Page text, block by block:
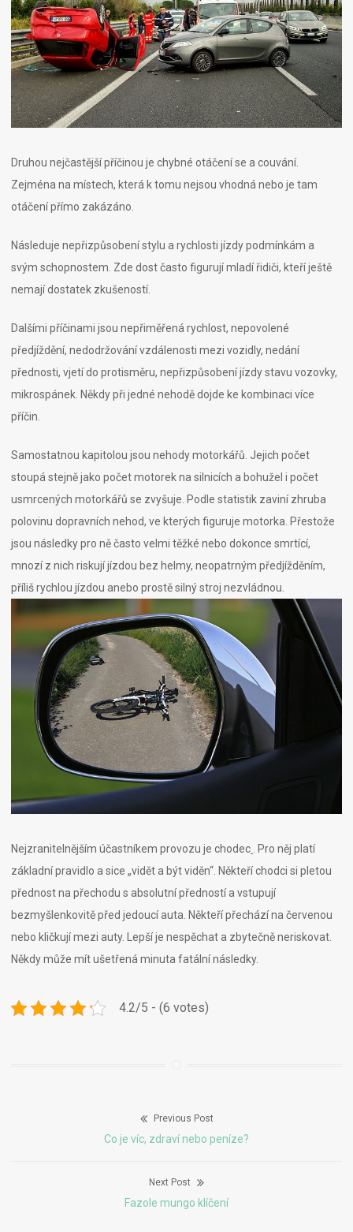
Druhou nejčastější příčinou je chybné otáčení se a couvání.
Zejména na místech, která k tomu nejsou vhodná nebo je tam
otáčení přímo zakázáno.
Následuje nepřizpůsobení stylu a rychlosti jízdy podmínkám a
svým schopnostem. Zde dost často figurují mladí řidiči, kteří ještě
nemají dostatek zkušeností.
Dalšími příčinami jsou nepřiměřená rychlost, nepovolené
předjíždění, nedodržování vzdálenosti mezi vozidly, nedání
přednosti, vjetí do protisměru, nepřizpůsobení jízdy stavu vozovky,
mikrospánek. Někdy při jedné nehodě dojde ke kombinaci více
příčin.
Samostatnou kapitolou jsou nehody motorkářů. Jejich počet
stoupá stejně jako počet motorek na silnicích a bohužel i počet
usmrcených motorkářů se zvyšuje. Podle statistik zaviní zhruba
polovinu dopravních nehod, ve kterých figuruje motorka. Přestože
jsou následky pro ně často velmi těžké nebo dokonce smrtící,
mnozí z nich riskují jízdou bez helmy, neopatrným předjížděním,
příliš rychlou jízdou anebo prostě silný stroj nezvládnou.
Nejzranitelnějším účastníkem provozu je chodec
. Pro něj platí
základní pravidlo a sice „vidět a být viděn“. Někteří chodci si pletou
přednost na přechodu s absolutní předností a vstupují
bezmyšlenkovitě před jedoucí auta. Někteří přechází na červenou
nebo kličkují mezi auty. Lepší je nespěchat a zbytečně neriskovat.
Někdy může mít ušetřená minuta fatální následky.
4.2/5 - (6 votes)
Previous Post
Previous
Co je víc, zdraví nebo peníze?
Next Post
Next
Fazole mungo klíčení